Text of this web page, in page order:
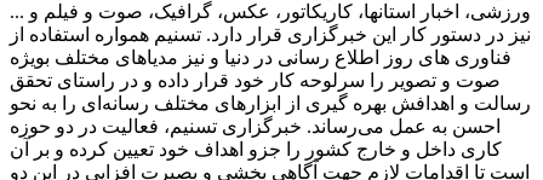
ورزشی، اخبار استانها، کاریکاتور، عکس، گرافیک، صوت و فیلم و ...
نیز در دستور کار این خبرگزاری قرار دارد. تسنیم همواره استفاده از
فناوری های روز اطلاع رسانی در دنیا و نیز مدیاهای مختلف بویژه
صوت و تصویر را سرلوحه کار خود قرار داده و در راستای تحقق
رسالت و اهدافش بهره گیری از ابزارهای مختلف رسانه‌ای را به نحو
احسن به عمل می‌رساند. خبرگزاری تسنیم، فعالیت در دو حوزه
کاری داخل و خارج کشور را جزو اهداف خود تعیین کرده و بر آن
است تا اقدامات لازم جهت آگاهی بخشی و بصیرت افزایی در این دو